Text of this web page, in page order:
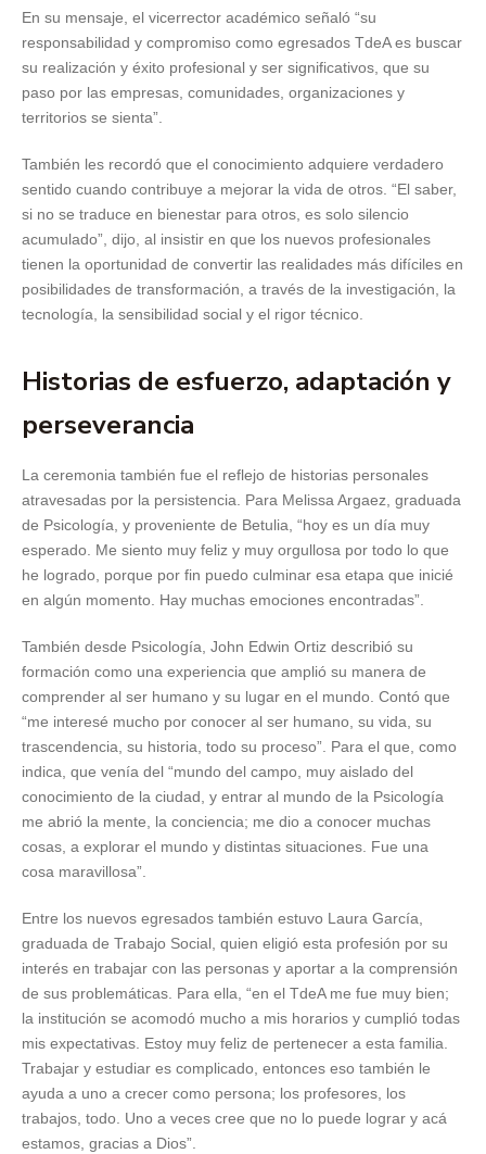
En su mensaje, el vicerrector académico señaló “su
responsabilidad y compromiso como egresados TdeA es buscar
su realización y éxito profesional y ser significativos, que su
paso por las empresas, comunidades, organizaciones y
territorios se sienta”.
También les recordó que el conocimiento adquiere verdadero
sentido cuando contribuye a mejorar la vida de otros. “El saber,
si no se traduce en bienestar para otros, es solo silencio
acumulado”, dijo, al insistir en que los nuevos profesionales
tienen la oportunidad de convertir las realidades más difíciles en
posibilidades de transformación, a través de la investigación, la
tecnología, la sensibilidad social y el rigor técnico.
Historias de esfuerzo, adaptación y
perseverancia
La ceremonia también fue el reflejo de historias personales
atravesadas por la persistencia. Para Melissa Argaez, graduada
de Psicología, y proveniente de Betulia, “hoy es un día muy
esperado. Me siento muy feliz y muy orgullosa por todo lo que
he logrado, porque por fin puedo culminar esa etapa que inicié
en algún momento. Hay muchas emociones encontradas”.
También desde Psicología, John Edwin Ortiz describió su
formación como una experiencia que amplió su manera de
comprender al ser humano y su lugar en el mundo. Contó que
“me interesé mucho por conocer al ser humano, su vida, su
trascendencia, su historia, todo su proceso”. Para el que, como
indica, que venía del “mundo del campo, muy aislado del
conocimiento de la ciudad, y entrar al mundo de la Psicología
me abrió la mente, la conciencia; me dio a conocer muchas
cosas, a explorar el mundo y distintas situaciones. Fue una
cosa maravillosa”.
Entre los nuevos egresados también estuvo Laura García,
graduada de Trabajo Social, quien eligió esta profesión por su
interés en trabajar con las personas y aportar a la comprensión
de sus problemáticas. Para ella, “en el TdeA me fue muy bien;
la institución se acomodó mucho a mis horarios y cumplió todas
mis expectativas. Estoy muy feliz de pertenecer a esta familia.
Trabajar y estudiar es complicado, entonces eso también le
ayuda a uno a crecer como persona; los profesores, los
trabajos, todo. Uno a veces cree que no lo puede lograr y acá
estamos, gracias a Dios”.